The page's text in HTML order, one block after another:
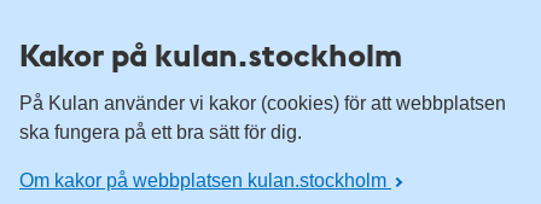
Kakor på kulan.stockholm
På Kulan använder vi kakor (cookies) för att webbplatsen
ska fungera på ett bra sätt för dig.
Om kakor på webbplatsen kulan.stockholm